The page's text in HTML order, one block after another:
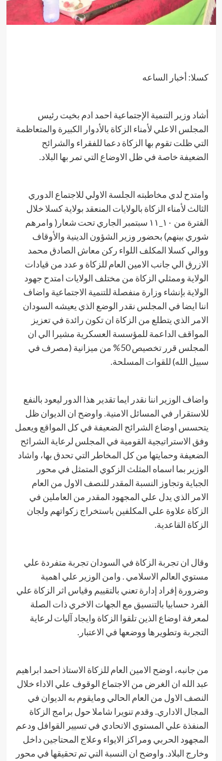
كسلا: أخبار الساعه
أشاد وزير التنمية الإجتماعية احمد ادم بخيت رئيس
المجلس الاعلي لأمناء الزكاة بالأدوار الكبيرة والمتعاظمة
التي ظلت تقوم بها الزكاة دعما للفقراء والشرائح
الضعيفة خاصة في ظل الاوضاع التي تمر بها البلاد.
وامتدح لدي مخاطبته الجلسة الاولي للاجتماع الدوري
الثالث لأمناء الزكاة بالولايات المنعقد بولاية كسلا خلال
الفترة من ١٠_١١ سبتمبر الجاري تحت شعار( وامرهم
شوري بينهم) بحضور وزير الشؤون الدينية والأوقاف
ووالي كسلا المكلف اللواء ركن معاش الصادق محمد
الازرق الي جانب الامين العام للزكاة و عدد من قيادات
الولاية وممثلي الزكاة من مختلف الولايات امتدح جهود
الولاية بإنشاء وزارة منفصلة للتنمية الاجتماعية واضاف
اننا ايضا في المجلس نقدر الوضع الذي يعيشه السودان
الامر الذي يتطلع من الزكاة ان تكون رائدة في تعزيز
المواقف الداعمة للمؤسسة العسكرية مشيرا الي ان
المجلس قرر تخصيص 50% من ميزانية (مصرف في
سبيل الله) للقوات المسلحة.
واضاف الوزير اننا نقدر ايما تقدير هذا الدور ليعود بالنفع
للاستقرار في المسائل الامنية. واوضح ان الديوان ظل
يتحسس اوضاع الشرائح الضعيفة في كل المواقع ويعمل
وفق الاستراتيجية القومية في المجلس لرعاية الشرائح
الضعيفة وحمايتها من كل المخاطر التي تحدق بها، واشاد
الوزير بما اسماه المثلث الزكوي المتمثل في محور
الجباية وتجاوز النسبة المقدر للنصف الاول من العام
الامر الذي يدل علي المجهود المقدر من العاملين في
الزكاة علاوة علي المكلفين باستخراج زكواتهم ولجان
الزكاة القاعدية.
وقال ان تجربة الزكاة في السودان تجربة متفردة علي
مستوي العالم الاسلامي . وامن الوزير علي اهمية
وضرورة إفراد إدارة تعني بالتقييم وقياس اثر الزكاة علي
الفرد حسابيا بالتنسيق مع الجهات الاخري ذات الصلة
لمعرفة اوضاع الذين تلقوا الزكاة وايجاد آليات لرعاية
التجربة وتطويرها ووضعها في الاعتبار.
من جانبه، اوضح الامين العام للزكاة الاستاذ احمد ابراهيم
عبد الله ان الغرض من الاجتماع الوقوف علي الاداء خلال
النصف الاول من العام الحالي ومايقوم به الديوان في
المجال الاداري. وقدم تنويرا شاملا حول برامج الزكاة
المنفذة علي المستوي الاتحادي في تسيير القوافل ودعم
المجهود الحربي ومراكز الايواء وعلاج المحتاجين داخل
وخارج البلاد. واوضح ان النسبة التي تم تحقيقها في محور